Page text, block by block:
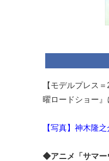
【モデルプレス
曜ロードショー』
【写真】神木隆
◆アニメ「サマー